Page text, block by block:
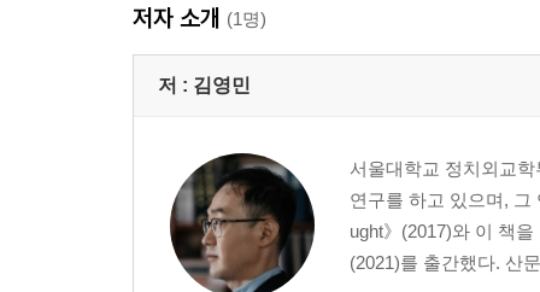
노예가 되지 않는 법 121
서울대학교의 정체성 125
위력이란 무엇인가 129
마지막 수업의 상상 138
3부 고독과 이웃하며 _ 사회에서
6월의 냄새 145
응답하라 1988 149
저자 소개 (1명)
저 : 김영민
서울대학교 정치외교
연구를 하고 있으며, 그
ught》(2017)와 이 책
(2021)를 출간했다. 산